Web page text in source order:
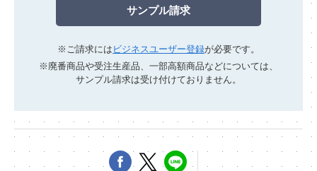
サンプル請求
※ご請求には ビジネスユーザー登録が必要です。
※廃番商品や受注生産品、一部高額商品などについては、
サンプル請求は受け付けておりません。